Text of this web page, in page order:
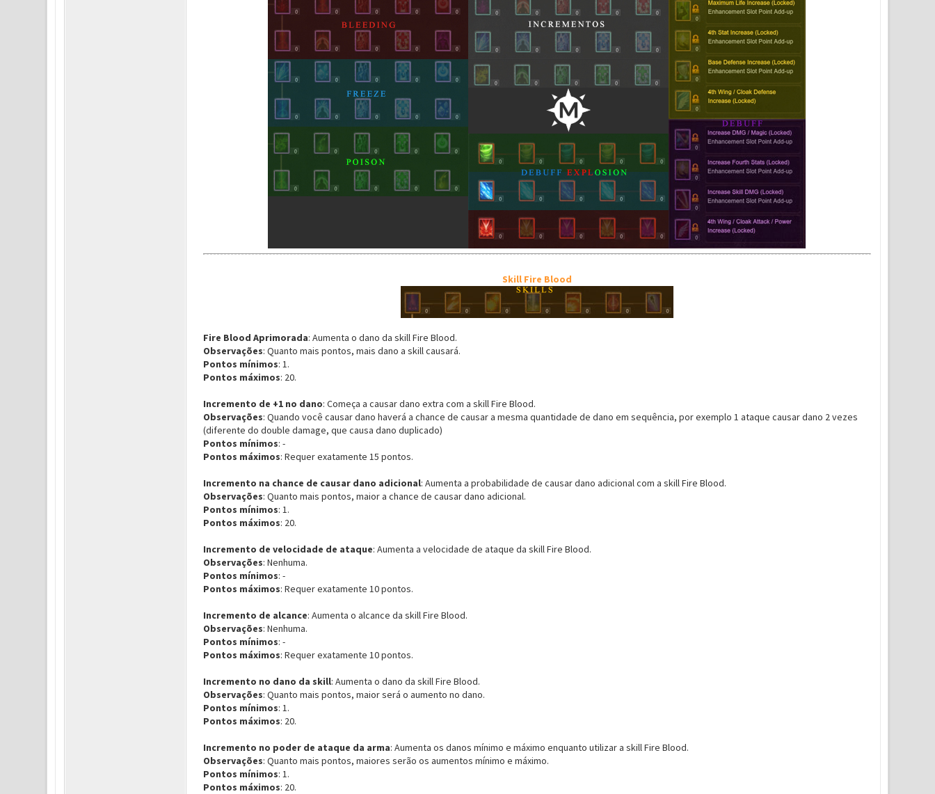
Skill Fire Blood
Fire Blood Aprimorada: Aumenta o dano da skill Fire Blood.
Observações: Quanto mais pontos, mais dano a skill causará.
Pontos mínimos: 1.
Pontos máximos: 20.
Incremento de +1 no dano: Começa a causar dano extra com a skill Fire Blood.
Observações: Quando você causar dano haverá a chance de causar a mesma quantidade de dano em sequência, por exemplo 1 ataque causar dano 2 vezes
(diferente do double damage, que causa dano duplicado)
Pontos mínimos: -
Pontos máximos: Requer exatamente 15 pontos.
Incremento na chance de causar dano adicional: Aumenta a probabilidade de causar dano adicional com a skill Fire Blood.
Observações: Quanto mais pontos, maior a chance de causar dano adicional.
Pontos mínimos: 1.
Pontos máximos: 20.
Incremento de velocidade de ataque: Aumenta a velocidade de ataque da skill Fire Blood.
Observações: Nenhuma.
Pontos mínimos: -
Pontos máximos: Requer exatamente 10 pontos.
Incremento de alcance: Aumenta o alcance da skill Fire Blood.
Observações: Nenhuma.
Pontos mínimos: -
Pontos máximos: Requer exatamente 10 pontos.
Incremento no dano da skill: Aumenta o dano da skill Fire Blood.
Observações: Quanto mais pontos, maior será o aumento no dano.
Pontos mínimos: 1.
Pontos máximos: 20.
Incremento no poder de ataque da arma: Aumenta os danos mínimo e máximo enquanto utilizar a skill Fire Blood.
Observações: Quanto mais pontos, maiores serão os aumentos mínimo e máximo.
Pontos mínimos: 1.
Pontos máximos: 20.